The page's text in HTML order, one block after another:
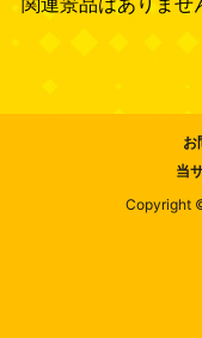
お
当
Copyright